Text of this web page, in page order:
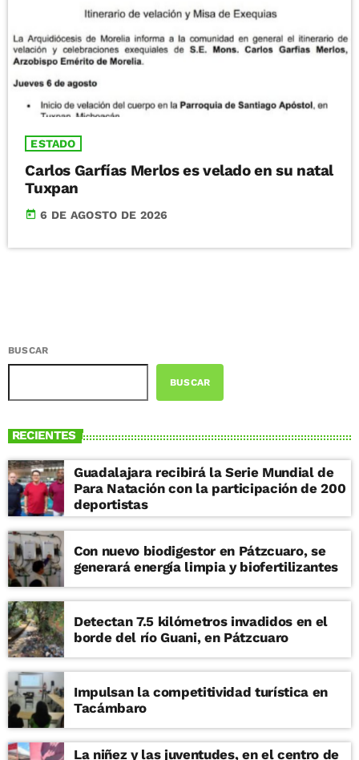
ESTADO
Carlos Garfías Merlos es velado en su natal
Tuxpan
today 6 DE AGOSTO DE 2026
BUSCAR
BUSCAR
RECIENTES
Guadalajara recibirá la Serie Mundial de
Para Natación con la participación de 200
deportistas
Con nuevo biodigestor en Pátzcuaro, se
generará energía limpia y biofertilizantes
Detectan 7.5 kilómetros invadidos en el
borde del río Guani, en Pátzcuaro
Impulsan la competitividad turística en
Tacámbaro
La niñez y las juventudes, en el centro de